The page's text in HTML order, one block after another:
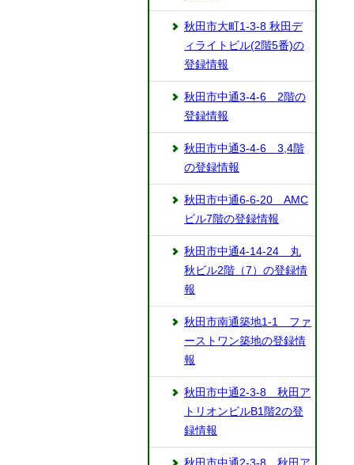
秋田市大町1-3-8 秋田デ
ィライトビル(2階5番)の
登録情報
秋田市中通3-4-6 2階の
登録情報
秋田市中通3-4-6 3,4階
の登録情報
秋田市中通6-6-20 AMC
ビル7階の登録情報
秋田市中通4-14-24 丸
秋ビル2階（7）の登録情
報
秋田市南通築地1-1 ファ
ーストワン築地の登録情
報
秋田市中通2-3-8 秋田ア
トリオンビルB1階2の登
録情報